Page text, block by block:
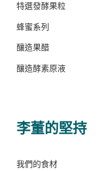
特選發酵果粒
蜂蜜系列
釀造果醋
釀造酵素原液
李董的堅持
我們的食材